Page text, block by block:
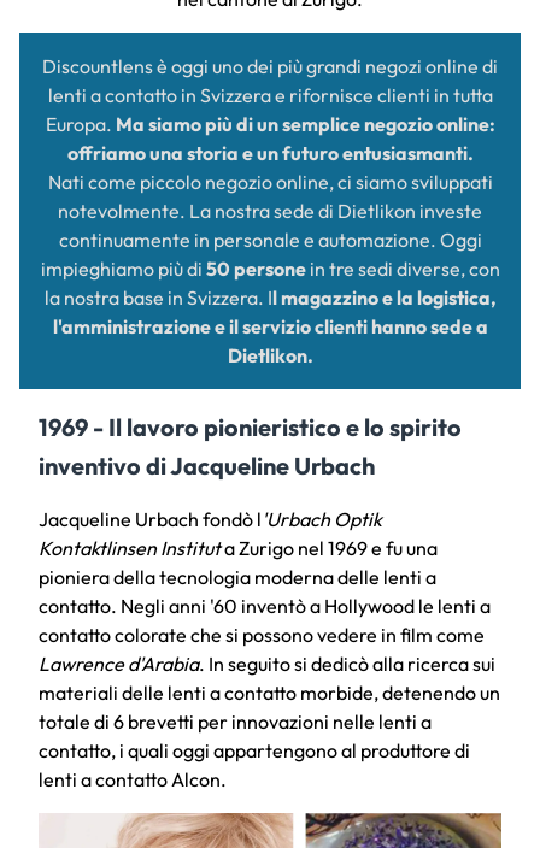
Discountlens è oggi uno dei più grandi negozi online di
lenti a contatto in Svizzera e rifornisce clienti in tutta
Europa. Ma siamo più di un semplice negozio online:
offriamo una storia e un futuro entusiasmanti.
Nati come piccolo negozio online, ci siamo sviluppati
notevolmente. La nostra sede di Dietlikon investe
continuamente in personale e automazione. Oggi
impieghiamo più di 50 personein tre sedi diverse, con
la nostra base in Svizzera. Il magazzino e la logistica,
l'amministrazione e il servizio clienti hanno sede a
Dietlikon.
1969 - Il lavoro pionieristico e lo spirito
inventivo di Jacqueline Urbach
Jacqueline Urbach fondò l 'Urbach Optik
Kontaktlinsen Instituta Zurigo nel 1969 e fu una
pioniera della tecnologia moderna delle lenti a
contatto. Negli anni '60 inventò a Hollywood le lenti a
contatto colorate che si possono vedere in film come
Lawrence d'Arabia. In seguito si dedicò alla ricerca sui
materiali delle lenti a contatto morbide, detenendo un
totale di 6 brevetti per innovazioni nelle lenti a
contatto, i quali oggi appartengono al produttore di
lenti a contatto Alcon.